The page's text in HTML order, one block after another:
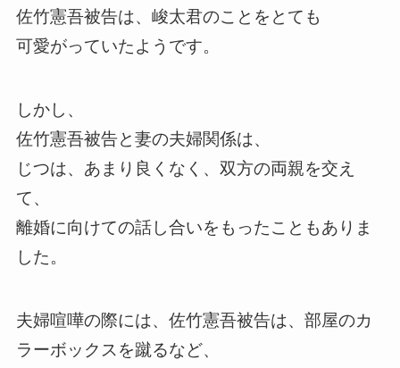
佐竹憲吾被告は、峻太君のことをとても
可愛がっていたようです。
しかし、
佐竹憲吾被告と妻の夫婦関係は、
じつは、あまり良くなく、双方の両親を交え
て、
離婚に向けての話し合いをもったこともありま
した。
夫婦喧嘩の際には、佐竹憲吾被告は、部屋のカ
ラーボックスを蹴るなど、